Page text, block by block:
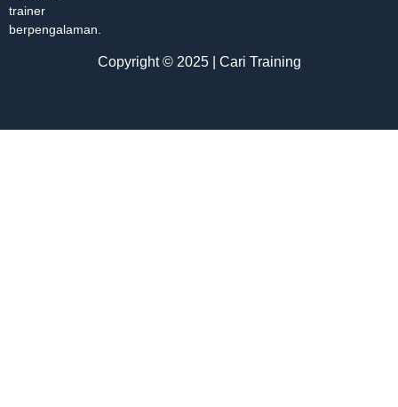
trainer
berpengalaman.
Copyright © 2025 | Cari Training